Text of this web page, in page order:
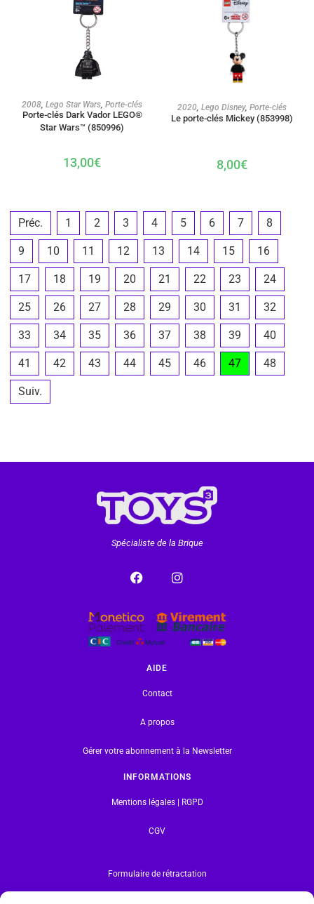
AJOUTER AU PANIER
2008, Lego Star Wars, Porte-clés
Porte-clés Dark Vador LEGO®
Star Wars™ (850996)
13,00€
AJOUTER AU PANIER
2020, Lego Disney, Porte-clés
Le porte-clés Mickey (853998)
8,00€
Préc. 1 2 3 4 5 6 7 8
9 10 11 12 13 14 15 16
17 18 19 20 21 22 23 24
25 26 27 28 29 30 31 32
33 34 35 36 37 38 39 40
41 42 43 44 45 46 47 48
Suiv.
Spécialiste de la Brique
AIDE
Contact
A propos
Gérer votre abonnement à la Newsletter
INFORMATIONS
Mentions légales | RGPD
CGV
Formulaire de rétractation